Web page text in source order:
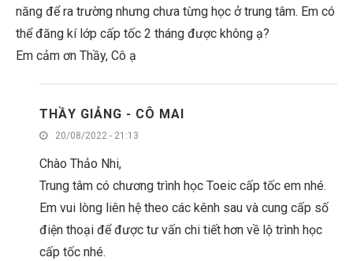
năng để ra trường nhưng chưa từng học ở trung tâm. Em có
thể đăng kí lớp cấp tốc 2 tháng được không ạ?
Em cảm ơn Thầy, Cô ạ
THẦY GIẢNG - CÔ MAI
20/08/2022 - 21:13
Chào Thảo Nhi,
Trung tâm có chương trình học Toeic cấp tốc em nhé.
Em vui lòng liên hệ theo các kênh sau và cung cấp số
điện thoại để được tư vấn chi tiết hơn về lộ trình học
cấp tốc nhé.